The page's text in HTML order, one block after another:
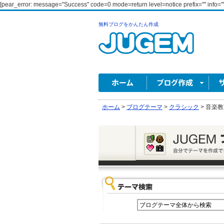
[pear_error: message="Success" code=0 mode=return level=notice prefix=""
無料ブログをかんたん作成
ホーム > ブログテーマ > クラシック > 音楽